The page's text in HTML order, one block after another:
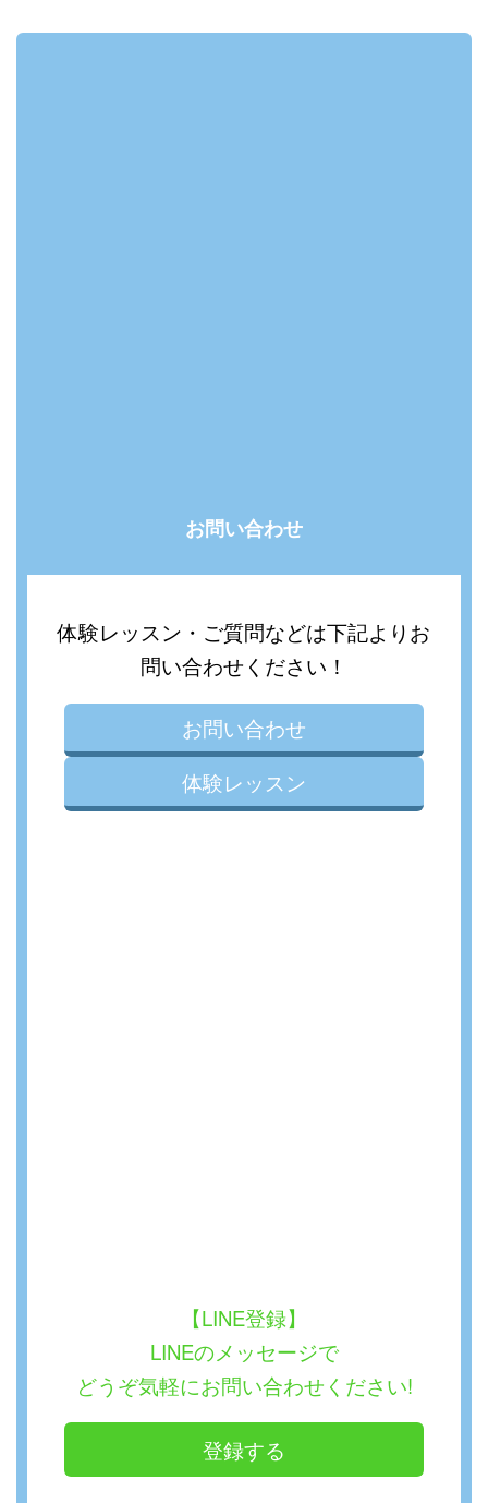
お問い合わせ
体験レッスン・ご質問などは下記よりお
問い合わせください！
お問い合わせ
体験レッスン
【LINE登録】
LINEのメッセージで
どうぞ気軽にお問い合わせください!
登録する